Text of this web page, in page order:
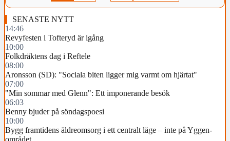
SENASTE NYTT
14:46
Revyfesten i Tofteryd är igång
10:00
Folkdräktens dag i Reftele
08:00
Aronsson (SD): "Sociala biten ligger mig varmt om hjärtat"
07:00
"Min sommar med Glenn": Ett imponerande besök
06:03
Benny bjuder på söndagspoesi
10:00
Bygg framtidens äldreomsorg i ett centralt läge – inte på Yggen-
området